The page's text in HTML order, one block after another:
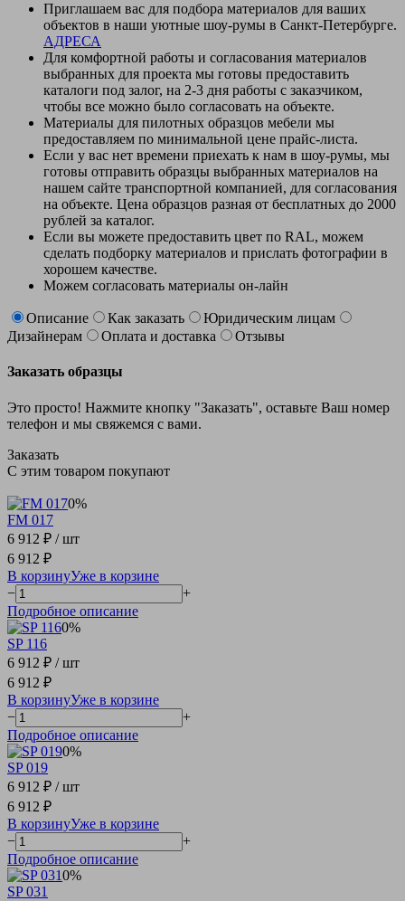
Приглашаем вас для подбора материалов для ваших
объектов в наши уютные шоу-румы в Санкт-Петербурге.
АДРЕСА
Для комфортной работы и согласования материалов
выбранных для проекта мы готовы предоставить
каталоги под залог, на 2-3 дня работы с заказчиком,
чтобы все можно было согласовать на объекте.
Материалы для пилотных образцов мебели мы
предоставляем по минимальной цене прайс-листа.
Если у вас нет времени приехать к нам в шоу-румы, мы
готовы отправить образцы выбранных материалов на
нашем сайте транспортной компанией, для согласования
на объекте. Цена образцов разная от бесплатных до 2000
рублей за каталог.
Если вы можете предоставить цвет по RAL, можем
сделать подборку материалов и прислать фотографии в
хорошем качестве.
Можем согласовать материалы он-лайн
Описание Как заказать
Юридическим лицам
Дизайнерам
Оплата и доставка Отзывы
Заказать образцы
Это просто! Нажмите кнопку "Заказать", оставьте Ваш номер
телефон и мы свяжемся с вами.
Заказать
С этим товаром покупают
0%
FM 017
6 912 ₽ / шт
6 912 ₽
В корзинуУже в корзине
−
+
Подробное описание
0%
SP 116
6 912 ₽ / шт
6 912 ₽
В корзинуУже в корзине
−
+
Подробное описание
0%
SP 019
6 912 ₽ / шт
6 912 ₽
В корзинуУже в корзине
−
+
Подробное описание
0%
SP 031